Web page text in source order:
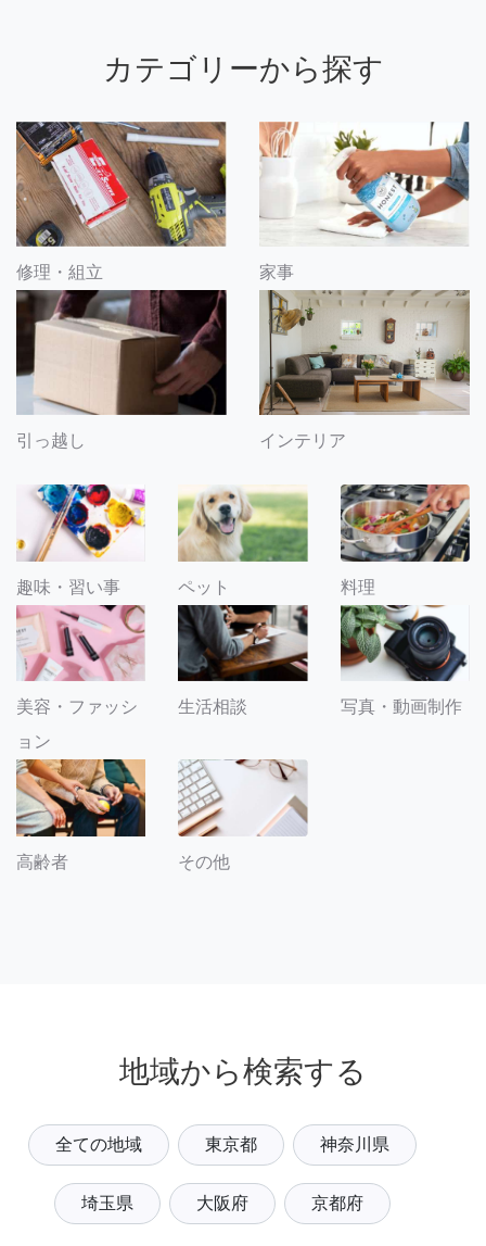
カテゴリーから探す
修理・組立 家事
引っ越し インテリア
趣味・習い事 ペット 料理
美容・ファッシ
ョン
生活相談 写真・動画制作
高齢者 その他
地域から検索する
全ての地域 東京都 神奈川県
埼玉県 大阪府 京都府